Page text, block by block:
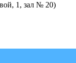
1, зал № 20)